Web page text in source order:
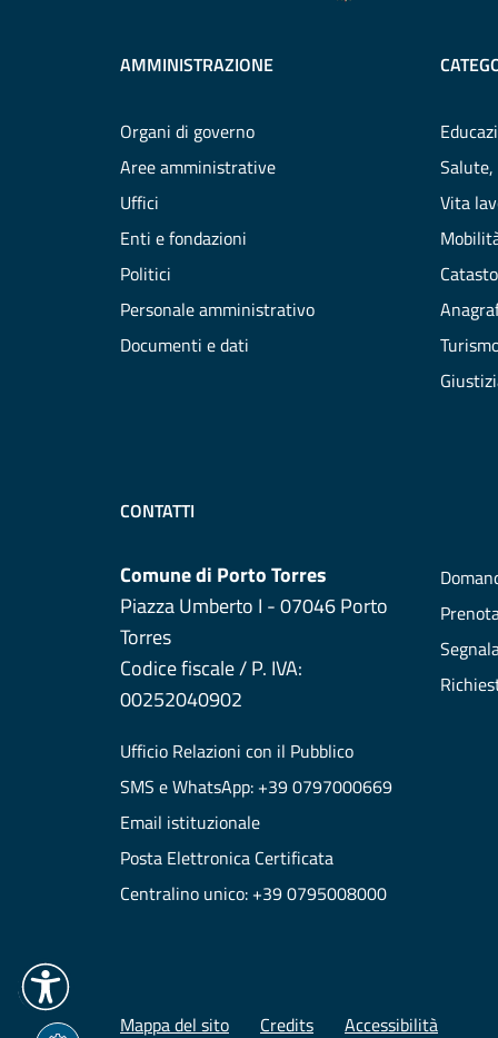
AMMINISTRAZIONE
Organi di governo
Aree amministrative
Uffici
Enti e fondazioni
Politici
Personale amministrativo
Documenti e dati
Salute,
Vita
CONTATTI
Comune di Porto Torres
Piazza Umberto I - 07046 Porto
Torres
Codice fiscale / P. IVA:
00252040902
Ufficio Relazioni con il Pubblico
SMS e WhatsApp: +39 0797000669
Email istituzionale
Posta Elettronica Certificata
Centralino unico: +39 0795008000
Mappa del sito Credits Accessibilità